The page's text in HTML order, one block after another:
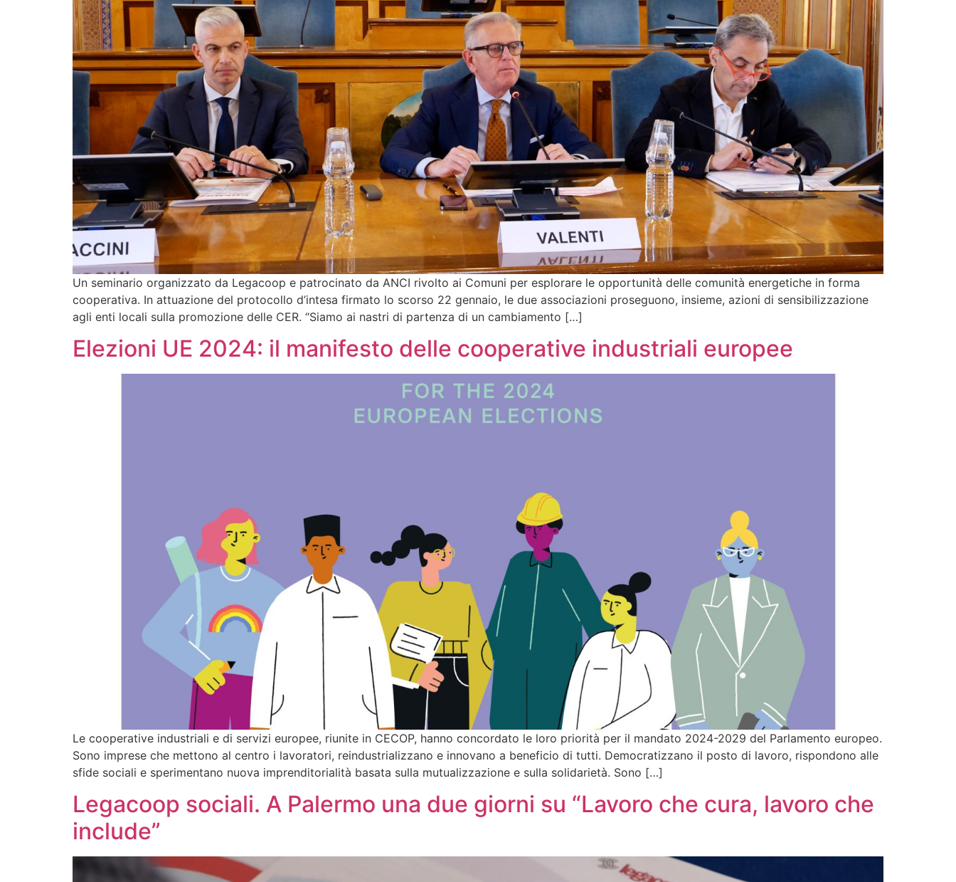
Un seminario organizzato da Legacoop e patrocinato da ANCI rivolto ai Comuni per esplorare le opportunità delle comunità energetiche in forma
cooperativa. In attuazione del protocollo d’intesa firmato lo scorso 22 gennaio, le due associazioni proseguono, insieme, azioni di sensibilizzazione
agli enti locali sulla promozione delle CER. “Siamo ai nastri di partenza di un cambiamento […]
Elezioni UE 2024: il manifesto delle cooperative industriali europee
Le cooperative industriali e di servizi europee, riunite in CECOP, hanno concordato le loro priorità per il mandato 2024-2029 del Parlamento europeo.
Sono imprese che mettono al centro i lavoratori, reindustrializzano e innovano a beneficio di tutti. Democratizzano il posto di lavoro, rispondono alle
sfide sociali e sperimentano nuova imprenditorialità basata sulla mutualizzazione e sulla solidarietà. Sono […]
Legacoop sociali. A Palermo una due giorni su “Lavoro che cura, lavoro che
include”